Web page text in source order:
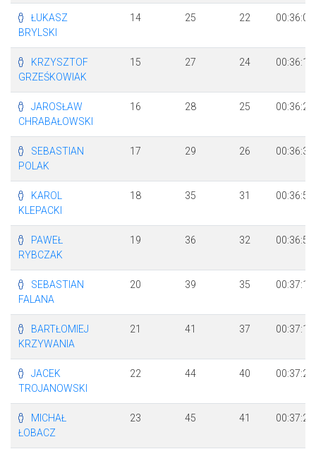
ŁUKASZ
BRYLSKI
14 25 22 00:36:00
KRZYSZTOF
GRZEŚKOWIAK
15 27 24 00:36:12
JAROSŁAW
CHRABAŁOWSKI
16 28 25 00:36:29
SEBASTIAN
POLAK
17 29 26 00:36:30
KAROL
KLEPACKI
18 35 31 00:36:52
PAWEŁ
RYBCZAK
19 36 32 00:36:56
SEBASTIAN
FALANA
20 39 35 00:37:10
BARTŁOMIEJ
KRZYWANIA
21 41 37 00:37:13
JACEK
TROJANOWSKI
22 44 40 00:37:23
MICHAŁ
ŁOBACZ
23 45 41 00:37:26